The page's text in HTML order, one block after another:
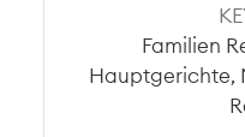
Familien
Hauptgerichte,